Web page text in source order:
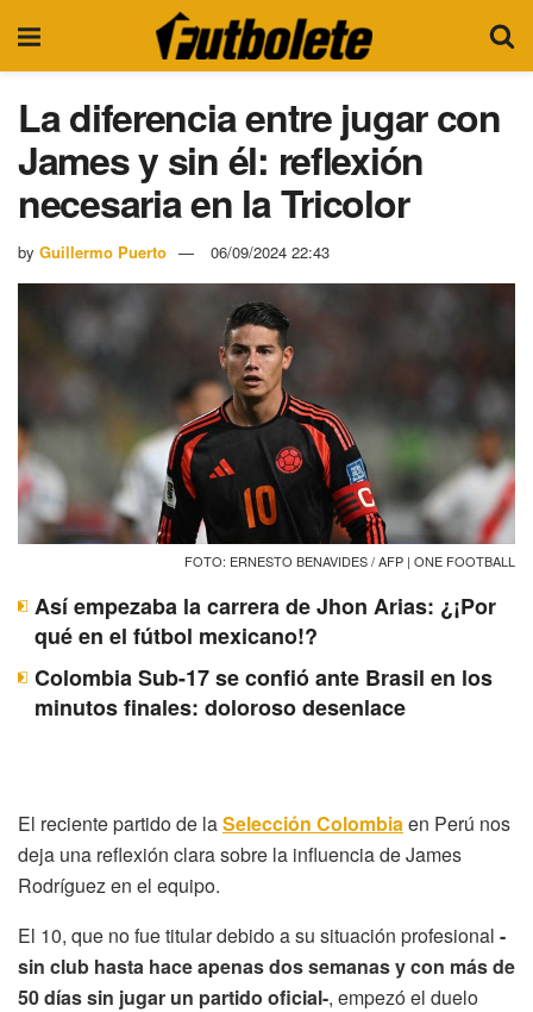
La diferencia entre jugar con
James y sin él: reflexión
necesaria en la Tricolor
by Guillermo Puerto 06/09/2024 22:43
FOTO: ERNESTO BENAVIDES / AFP | ONE FOOTBALL
Así empezaba la carrera de Jhon Arias: ¿¡Por
qué en el fútbol mexicano!?
Colombia Sub-17 se confió ante Brasil en los
minutos finales: doloroso desenlace
El reciente partido de laSelección Colombia en Perú nos
deja una reflexión clara sobre la influencia de James
Rodríguez en el equipo.
El 10, que no fue titular debido a su situación profesional -
sin club hasta hace apenas dos semanas y con más de
50 días sin jugar un partido oficial-, empezó el duelo